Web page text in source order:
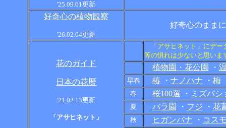
'25.09.01更新
好奇心の植物観察
'26.02.04更新
好奇心のまま
花のガイド
日本の花暦
'21.02.13更新
「アサヒネット」
「アサヒネット」にデ
等の惧れは少ないと思いま
植物園・花公園 ・
早春 椿・ ナノハナ ・ 梅
春 桜100選 ・ ミズバシ
夏 バラ園 ・ フジ ・ 花
秋 ヒガンバナ ・ コス